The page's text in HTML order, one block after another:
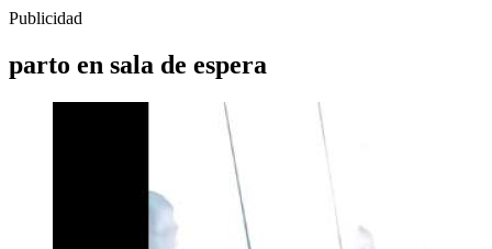
Publicidad
parto en sala de espera